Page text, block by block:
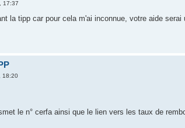
17:37
la tipp car pour cela m'ai inconnue, votre aide
18:20
le n° cerfa ainsi que le lien vers les taux de